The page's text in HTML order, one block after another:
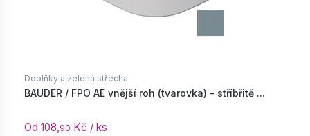
Doplňky a zelená střecha
BAUDER / FPO AE vnější roh (tvarovka) - stříbřitě ...
Od 108,90 Kč / ks